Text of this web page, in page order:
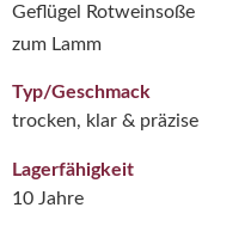
Geflügel Rotweinsoße
zum Lamm
Typ/Geschmack
trocken, klar & präzise
Lagerfähigkeit
10 Jahre